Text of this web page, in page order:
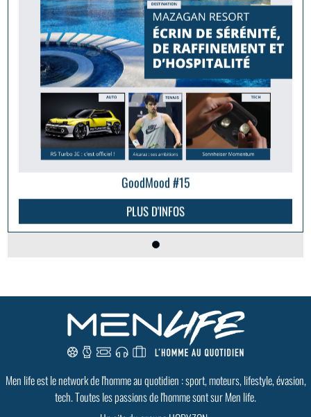
GoodMood #15
PLUS D'INFOS
Men life est le network de l'homme au quotidien : sport, moteurs, lifestyle, évasion,
tech. Toutes les passions de l'homme sont sur Men life.